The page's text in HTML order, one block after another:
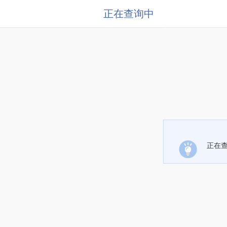
正在查询中
正在